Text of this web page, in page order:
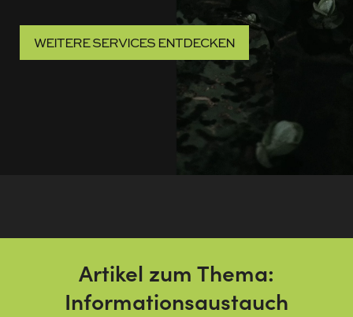
WEITERE SERVICES ENTDECKEN
Artikel zum Thema:
Informationsaustauch